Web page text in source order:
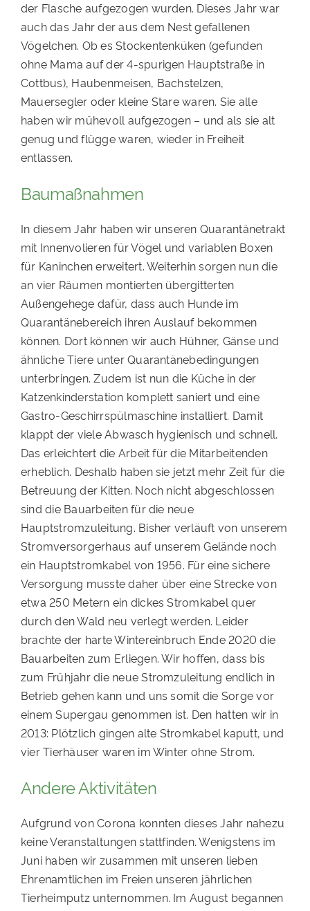
der Flasche aufgezogen wurden. Dieses Jahr war
auch das Jahr der aus dem Nest gefallenen
Vögelchen. Ob es Stockentenküken (gefunden
ohne Mama auf der 4-spurigen Hauptstraße in
Cottbus), Haubenmeisen, Bachstelzen,
Mauersegler oder kleine Stare waren. Sie alle
haben wir mühevoll aufgezogen – und als sie alt
genug und flügge waren, wieder in Freiheit
entlassen.
Baumaßnahmen
In diesem Jahr haben wir unseren Quarantänetrakt
mit Innenvolieren für Vögel und variablen Boxen
für Kaninchen erweitert. Weiterhin sorgen nun die
an vier Räumen montierten übergitterten
Außengehege dafür, dass auch Hunde im
Quarantänebereich ihren Auslauf bekommen
können. Dort können wir auch Hühner, Gänse und
ähnliche Tiere unter Quarantänebedingungen
unterbringen. Zudem ist nun die Küche in der
Katzenkinderstation komplett saniert und eine
Gastro-Geschirrspülmaschine installiert. Damit
klappt der viele Abwasch hygienisch und schnell.
Das erleichtert die Arbeit für die Mitarbeitenden
erheblich. Deshalb haben sie jetzt mehr Zeit für die
Betreuung der Kitten. Noch nicht abgeschlossen
sind die Bauarbeiten für die neue
Hauptstromzuleitung. Bisher verläuft von unserem
Stromversorgerhaus auf unserem Gelände noch
ein Hauptstromkabel von 1956. Für eine sichere
Versorgung musste daher über eine Strecke von
etwa 250 Metern ein dickes Stromkabel quer
durch den Wald neu verlegt werden. Leider
brachte der harte Wintereinbruch Ende 2020 die
Bauarbeiten zum Erliegen. Wir hoffen, dass bis
zum Frühjahr die neue Stromzuleitung endlich in
Betrieb gehen kann und uns somit die Sorge vor
einem Supergau genommen ist. Den hatten wir in
2013: Plötzlich gingen alte Stromkabel kaputt, und
vier Tierhäuser waren im Winter ohne Strom.
Andere Aktivitäten
Aufgrund von Corona konnten dieses Jahr nahezu
keine Veranstaltungen stattfinden. Wenigstens im
Juni haben wir zusammen mit unseren lieben
Ehrenamtlichen im Freien unseren jährlichen
Tierheimputz unternommen. Im August begannen